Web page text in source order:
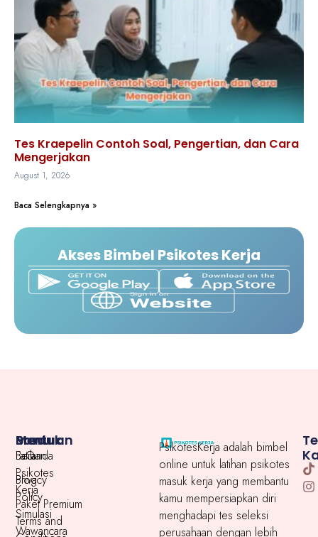
Tes Kraepelin Contoh Soal, Pengertian, dan Cara
Mengerjakan
August 1, 2026
Baca Selengkapnya »
Akses Bimbel Psikotes Kerja
PsikotesKerja adalah bimbel
online untuk latihan psikotes
masuk kerja yang membantu
kamu mempersiapkan diri
menghadapi tes seleksi
perusahaan dengan lebih
Menu
Beranda
Blog
Paket Premium
Produk
Latihan
Psikotes
Kerja
Simulasi
Wawancara
Bantuan
FaQ
Privacy
Policy
Terms and